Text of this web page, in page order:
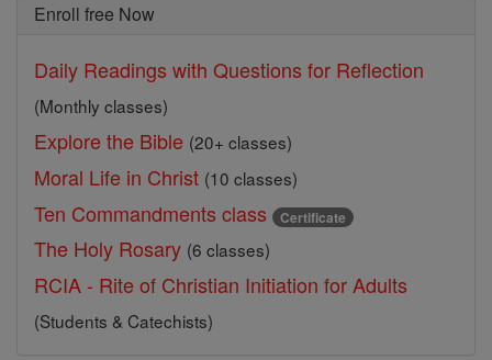
Enroll free Now
Daily Readings with Questions for Reflection
(Monthly classes)
Explore the Bible (20+ classes)
Moral Life in Christ (10 classes)
Ten Commandments class Certificate
The Holy Rosary (6 classes)
RCIA - Rite of Christian Initiation for Adults
(Students & Catechists)